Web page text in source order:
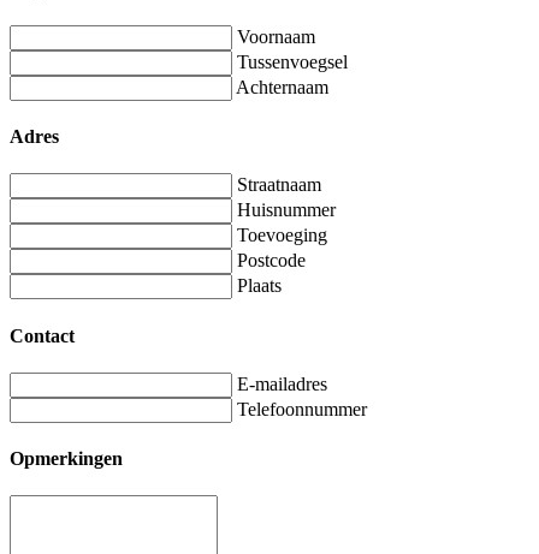
Voornaam
Tussenvoegsel
Achternaam
Adres
Straatnaam
Huisnummer
Toevoeging
Postcode
Plaats
Contact
E-mailadres
Telefoonnummer
Opmerkingen